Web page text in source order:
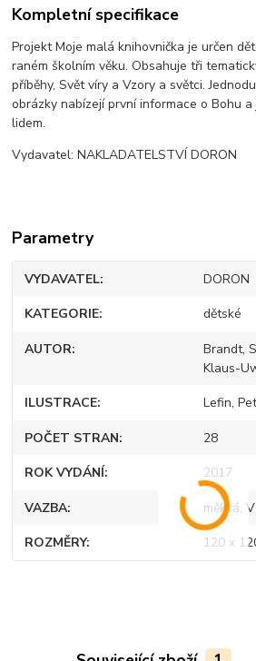
Kompletní specifikace
Projekt Moje malá knihovnička je určen
raném školním věku. Obsahuje tři
příběhy, Svět víry a Vzory a světci.
obrázky nabízejí první informace o Bohu
lidem.
Vydavatel: NAKLADATELSTVÍ DORON
Parametry
VYDAVATEL DORON
KATEGORIE dětské
AUTOR
Brandt,
Klaus-
ILUSTRACE Lefin,
POČET STRAN 28
ROK VYDÁNÍ 2017
VAZBA měkká,
ROZMĚRY 120 x